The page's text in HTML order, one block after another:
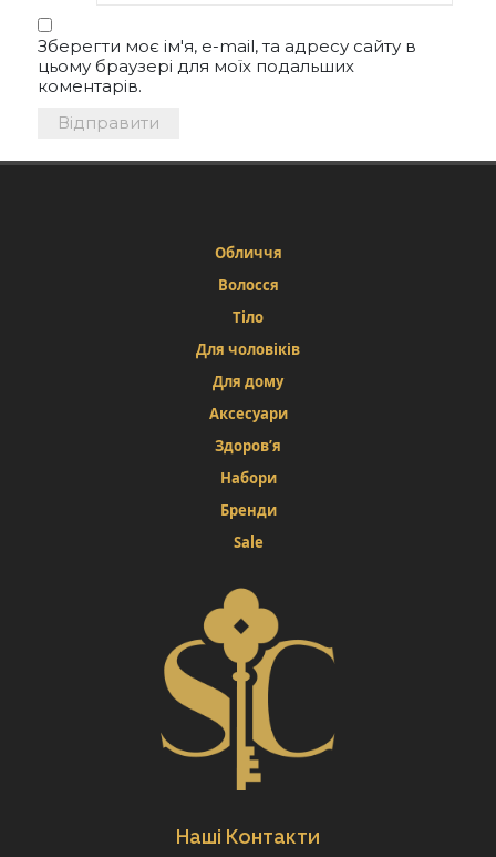
Зберегти моє ім'я, e-mail, та адресу сайту в
цьому браузері для моїх подальших
коментарів.
Обличчя
Волосся
Тіло
Для чоловіків
Для дому
Аксесуари
Здоров’я
Набори
Бренди
Sale
Наші Контакти